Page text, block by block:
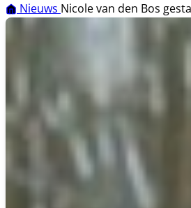
Nieuws Nicole van den Bos